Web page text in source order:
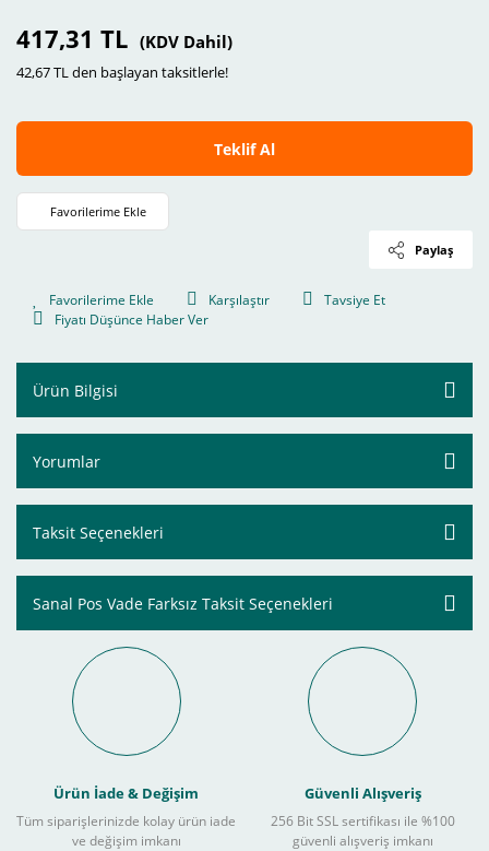
417,31 TL (KDV Dahil)
42,67 TL den başlayan taksitlerle!
Teklif Al
Paylaş
Karşılaştır
Tavsiye Et
Fiyatı Düşünce Haber Ver
Ürün Bilgisi
Yorumlar
Taksit Seçenekleri
Sanal Pos Vade Farksız Taksit Seçenekleri
Ürün İade & Değişim
Tüm siparişlerinizde kolay ürün iade
ve değişim imkanı
Güvenli Alışveriş
256 Bit SSL sertifikası ile %100
güvenli alışveriş imkanı